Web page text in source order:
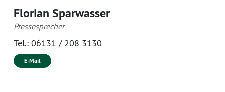
Florian Sparwasser
Pressesprecher
Tel.: 06131 / 208 3130
E-Mail